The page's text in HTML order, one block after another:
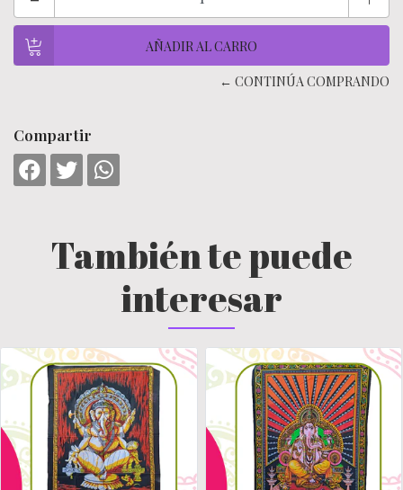
← CONTINÚA COMPRANDO
Compartir
También te puede
interesar